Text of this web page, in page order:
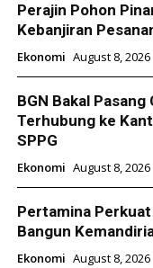
Perajin Pohon
Kebanjiran
Ekonomi August 8, 2026
BGN Bakal Pasang
Terhubung ke
SPPG
Ekonomi August 8, 2026
Pertamina
Bangun
Ekonomi August 8, 2026